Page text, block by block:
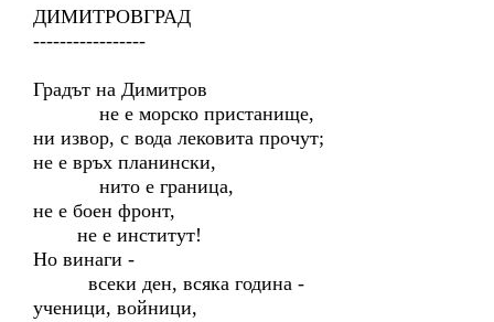
ДИМИТРОВГРАД
-----------------
Градът на Димитров
не е морско пристанище,
ни извор, с вода лековита прочут;
не е връх планински,
нито е граница,
не е боен фронт,
не е институт!
Но винаги -
всеки ден, всяка година -
ученици, войници,